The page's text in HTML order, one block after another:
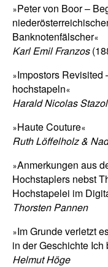
»Peter von Boor –
Banknotenfälscher«
Karl Emil Franzos
»Impostors Revisited
hochstapeln«
Harald Nicolas
»Haute Couture«
Ruth Löffelholz &
»Anmerkungen aus
Hochstaplers nebst
Hochstapelei im
Thorsten Pannen
»Im Grunde verletzt
in der Geschichte Ich
Helmut Höge